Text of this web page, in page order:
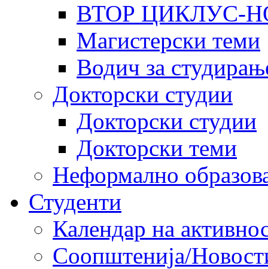
ВТОР ЦИКЛУС-
Магистерски теми
Водич за
Докторски студии
Докторски студии
Докторски теми
Неформално
Студенти
Календар на
Соопштенија/